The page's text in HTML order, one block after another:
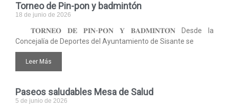
Torneo de Pin-pon y badmintón
18 de junio de 2026
𝐓𝐎𝐑𝐍𝐄𝐎 𝐃𝐄 𝐏𝐈𝐍-𝐏𝐎𝐍 𝐘 𝐁𝐀𝐃𝐌𝐈𝐍𝐓𝐎́𝐍 Desde la
Concejalía de Deportes del Ayuntamiento de Sisante se
Leer Más
Paseos saludables Mesa de Salud
5 de junio de 2026